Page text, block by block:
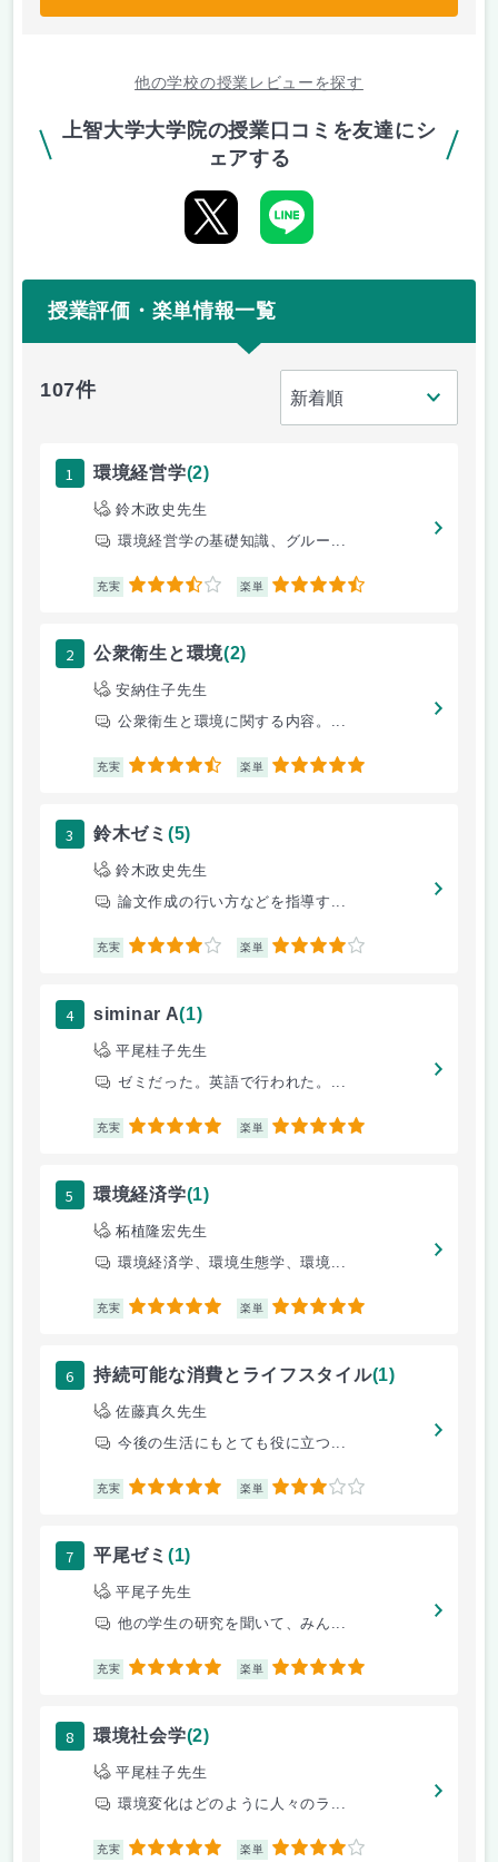
他の学校の授業レビューを探す
上智大学大学院の授業口コミを友達にシ
ェアする
授業評価・楽単情報一覧
107件
1 環境経営学(2)
鈴木政史先生
環境経営学の基礎知識、グルー...
充実 3.5 楽単 4.5
2 公衆衛生と環境(2)
安納住子先生
公衆衛生と環境に関する内容。...
充実 4.5 楽単 5
3 鈴木ゼミ (5)
鈴木政史先生
論文作成の行い方などを指導す...
充実 4 楽単 4
4 siminar A(1)
平尾桂子先生
ゼミだった。英語で行われた。...
充実 5 楽単 5
5 環境経済学(1)
柘植隆宏先生
環境経済学、環境生態学、環境...
充実 5 楽単 5
6 持続可能な消費とライフスタイル(1)
佐藤真久先生
今後の生活にもとても役に立つ...
充実 5 楽単 3
7 平尾ゼミ (1)
平尾子先生
他の学生の研究を聞いて、みん...
充実 5 楽単 5
8 環境社会学(2)
平尾桂子先生
環境変化はどのように人々のラ...
充実 5 楽単 4